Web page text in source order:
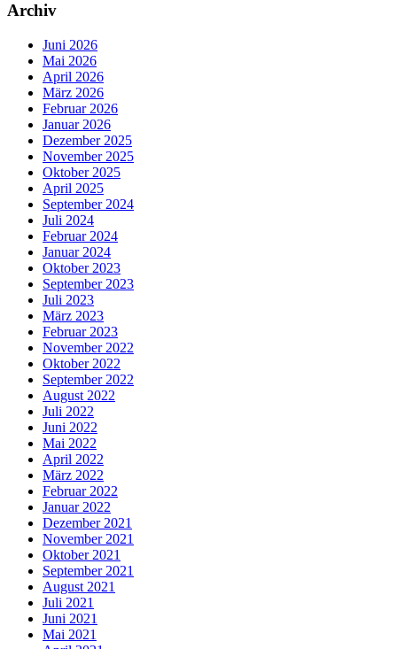
Archiv
Juni 2026
Mai 2026
April 2026
März 2026
Februar 2026
Januar 2026
Dezember 2025
November 2025
Oktober 2025
April 2025
September 2024
Juli 2024
Februar 2024
Januar 2024
Oktober 2023
September 2023
Juli 2023
März 2023
Februar 2023
November 2022
Oktober 2022
September 2022
August 2022
Juli 2022
Juni 2022
Mai 2022
April 2022
März 2022
Februar 2022
Januar 2022
Dezember 2021
November 2021
Oktober 2021
September 2021
August 2021
Juli 2021
Juni 2021
Mai 2021